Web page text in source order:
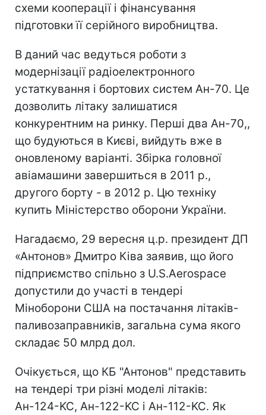
схеми кооперації і фінансування
підготовки її серійного виробництва.
В даний час ведуться роботи з
модернізації радіоелектронного
устаткування і бортових систем Ан-70. Це
дозволить літаку залишатися
конкурентним на ринку. Перші два Ан-70,,
що будуються в Києві, вийдуть вже в
оновленому варіанті. Збірка головної
авіамашини завершиться в 2011 р.,
другого борту - в 2012 р. Цю техніку
купить Міністерство оборони України.
Нагадаємо, 29 вересня ц.р. президент ДП
«Антонов» Дмитро Ківа заявив, що його
підприємство спільно з U.S.Aerospace
допустили до участі в тендері
Міноборони США на постачання літаків-
паливозаправників, загальна сума якого
складає 50 млрд дол.
Очікується, що КБ "Антонов" представить
на тендері три різні моделі літаків:
Ан-124-KC, Ан-122-KC і Ан-112-KC. Як